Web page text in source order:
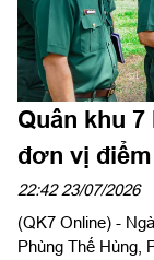
Quân khu
đơn vị
chiến thuật
22:42 23/07/2026
(QK7 Online) -
Phùng Thế Hùng,